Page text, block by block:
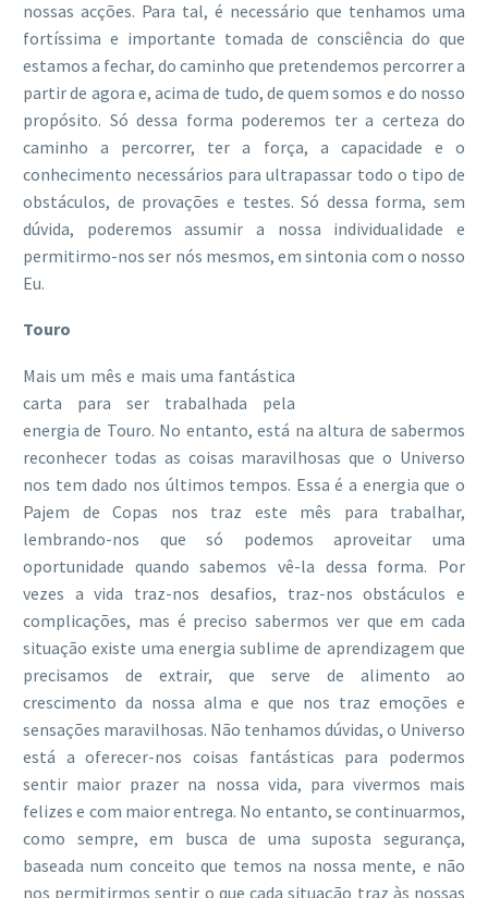
nossas acções. Para tal, é necessário que tenhamos uma
fortíssima e importante tomada de consciência do que
estamos a fechar, do caminho que pretendemos percorrer a
partir de agora e, acima de tudo, de quem somos e do nosso
propósito. Só dessa forma poderemos ter a certeza do
caminho a percorrer, ter a força, a capacidade e o
conhecimento necessários para ultrapassar todo o tipo de
obstáculos, de provações e testes. Só dessa forma, sem
dúvida, poderemos assumir a nossa individualidade e
permitirmo-nos ser nós mesmos, em sintonia com o nosso
Eu.
Touro
Mais um mês e mais uma fantástica
carta para ser trabalhada pela
energia de Touro. No entanto, está na altura de sabermos
reconhecer todas as coisas maravilhosas que o Universo
nos tem dado nos últimos tempos. Essa é a energia que o
Pajem de Copas nos traz este mês para trabalhar,
lembrando-nos que só podemos aproveitar uma
oportunidade quando sabemos vê-la dessa forma. Por
vezes a vida traz-nos desafios, traz-nos obstáculos e
complicações, mas é preciso sabermos ver que em cada
situação existe uma energia sublime de aprendizagem que
precisamos de extrair, que serve de alimento ao
crescimento da nossa alma e que nos traz emoções e
sensações maravilhosas. Não tenhamos dúvidas, o Universo
está a oferecer-nos coisas fantásticas para podermos
sentir maior prazer na nossa vida, para vivermos mais
felizes e com maior entrega. No entanto, se continuarmos,
como sempre, em busca de uma suposta segurança,
baseada num conceito que temos na nossa mente, e não
nos permitirmos sentir o que cada situação traz às nossas